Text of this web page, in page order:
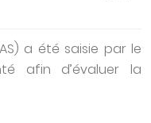
a été saisie par le
afin d’évaluer la